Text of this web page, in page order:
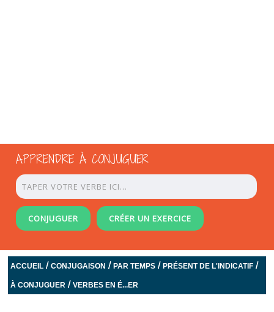
APPRENDRE À CONJUGUER
CONJUGUER CRÉER UN EXERCICE
ACCUEIL /CONJUGAISON /PAR TEMPS /PRÉSENT DE L'INDICATIF /
À CONJUGUER /VERBES EN É...ER